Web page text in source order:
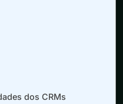
dos CRMs